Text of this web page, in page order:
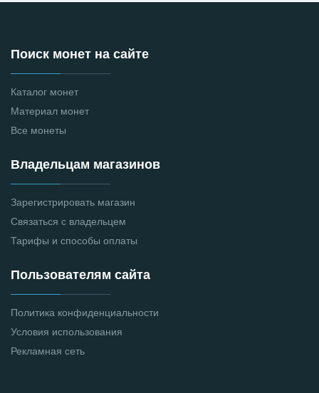
Поиск монет на сайте
Каталог монет
Материал монет
Все монеты
Владельцам магазинов
Зарегистрировать магазин
Связаться с владельцем
Тарифы и способы оплаты
Пользователям сайта
Политика конфиденциальности
Условия использования
Рекламная сеть